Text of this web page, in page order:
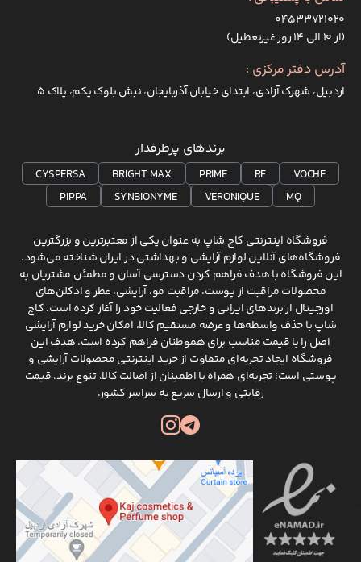
۰۴۵۳۳۷۲۱۰۲۰
(از ۱۰ الی ۱۴ روز غیرتعطیل)
آدرس دفتر مرکزی :
اردبیل، شهرک آزادی، ابتدای خیابان آذربایجان، نبش بلوک یکم، پلاک 5
برندهای پرطرفدار
VOCHE
RF
PRIME
BRIGHT MAX
CYSPERSA
MQ
VERONIQUE
SYNBIONYME
PIPPA
فروشگاه اینترنتی کاج شاپ به عنوان یکی از معتبرترین و بزرگترین
فروشگاه‌های آنلاین لوازم آرایشی و بهداشتی در ایران شناخته می‌شود.
این فروشگاه با هدف فراهم کردن دسترسی آسان و مطمئن مشتریان به
محصولات مراقبت از پوست، مراقبت مو، آرایشی، عطر و ادکلن‌های
اورجینال از برندهای ایرانی و خارجی فعالیت خود را آغاز کرده است. کاج
شاپ با حذف واسطه‌ها و عرضه مستقیم کالا، امکان خرید لوازم آرایشی
اصل را با قیمت مناسب برای هموطنان فراهم کرده است. هدف این
فروشگاه ایجاد تجربه‌ای متفاوت از خرید اینترنتی محصولات آرایشی و
پوستی است؛ تجربه‌ای همراه با اطمینان از اصالت کالا، تنوع برند، قیمت
رقابتی و ارسال سریع به سراسر کشور.